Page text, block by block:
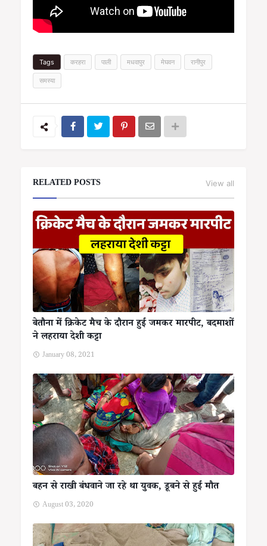
Tags करहरा पाली मधवापुर मेघवन रानीपुर
समस्या
RELATED POSTS View all
बेतौना में क्रिकेट मैच के दौरान हुई जमकर मारपीट, बदमाशों
ने लहराया देशी कट्टा
January 08, 2021
बहन से राखी बंधवाने जा रहे था युवक, डूबने से हुई मौत
August 03, 2020